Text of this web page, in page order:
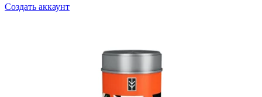
Создать аккаунт